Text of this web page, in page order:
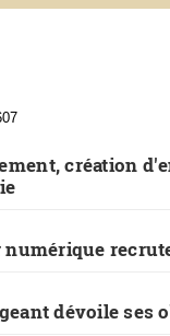
création
numérique
dévoile ses